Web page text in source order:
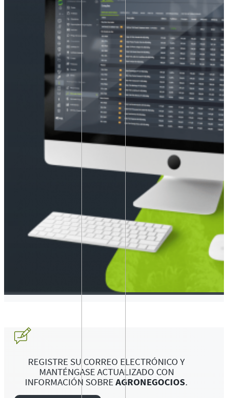
REGISTRE SU CORREO ELECTRÓNICO Y
MANTÉNGASE ACTUALIZADO CON
INFORMACIÓN SOBRE AGRONEGOCIOS.